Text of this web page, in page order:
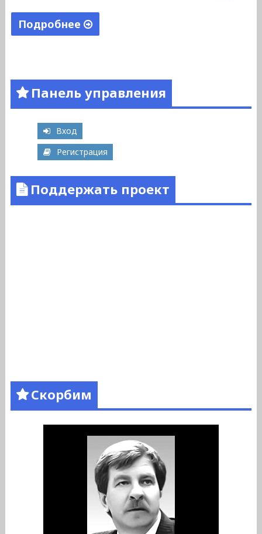
Подробнее
Петрович"
Панель управления
Вход
Регистрация
Поддержать проект
Скорбим